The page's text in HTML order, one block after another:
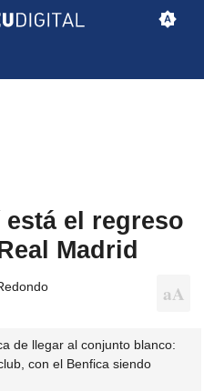
el regreso
Madrid
de llegar al conjunto blanco:
con el Benfica siendo